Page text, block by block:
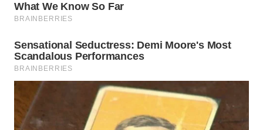
WAHANA
WAHANA
WAHANA
HEALTH